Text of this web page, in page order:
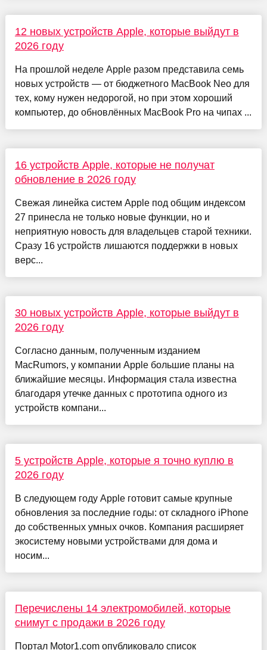
12 новых устройств Apple, которые выйдут в
2026 году
На прошлой неделе Apple разом представила семь
новых устройств — от бюджетного MacBook Neo для
тех, кому нужен недорогой, но при этом хороший
компьютер, до обновлённых MacBook Pro на чипах ...
16 устройств Apple, которые не получат
обновление в 2026 году
Свежая линейка систем Apple под общим индексом
27 принесла не только новые функции, но и
неприятную новость для владельцев старой техники.
Сразу 16 устройств лишаются поддержки в новых
верс...
30 новых устройств Apple, которые выйдут в
2026 году
Согласно данным, полученным изданием
MacRumors, у компании Apple большие планы на
ближайшие месяцы. Информация стала известна
благодаря утечке данных с прототипа одного из
устройств компани...
5 устройств Apple, которые я точно куплю в
2026 году
В следующем году Apple готовит самые крупные
обновления за последние годы: от складного iPhone
до собственных умных очков. Компания расширяет
экосистему новыми устройствами для дома и
носим...
Перечислены 14 электромобилей, которые
снимут с продажи в 2026 году
Портал Motor1.com опубликовало список